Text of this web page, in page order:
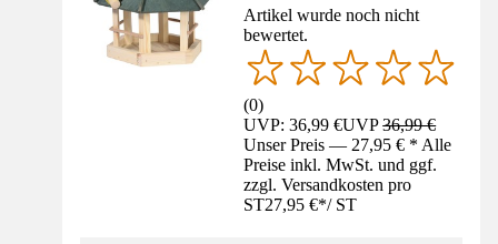
Artikel wurde noch nicht
bewertet.
(0)
UVP: 36,99 €UVP36,99 €
Unser Preis — 27,95 € * Alle
Preise inkl. MwSt. und ggf.
zzgl. Versandkosten pro
ST27,95 €*/ ST